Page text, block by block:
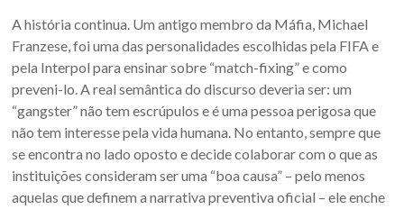
A história continua. Um antigo membro da Máfia, Michael
Franzese, foi uma das personalidades escolhidas pela FIFA e
pela Interpol para ensinar sobre “match-fixing” e como
preveni-lo. A real semântica do discurso deveria ser: um
“gangster” não tem escrúpulos e é uma pessoa perigosa que
não tem interesse pela vida humana. No entanto, sempre que
se encontra no lado oposto e decide colaborar com o que as
instituições consideram ser uma “boa causa” – pelo menos
aquelas que definem a narrativa preventiva oficial – ele enche